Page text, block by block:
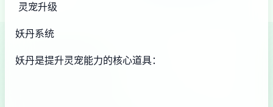
灵宠升级
妖丹系统
妖丹是提升灵宠能力的核心道具：